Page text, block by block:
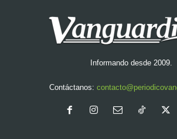
Informando desde 2009.
Contáctanos: